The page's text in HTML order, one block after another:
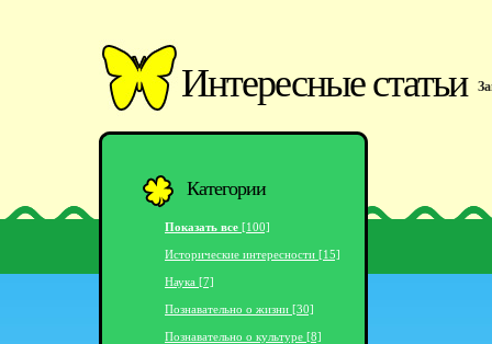
Интересные статьи
Категории
Показать все [100]
Исторические интересности [15]
Наука [7]
Познавательно о жизни [30]
Познавательно о культуре [8]